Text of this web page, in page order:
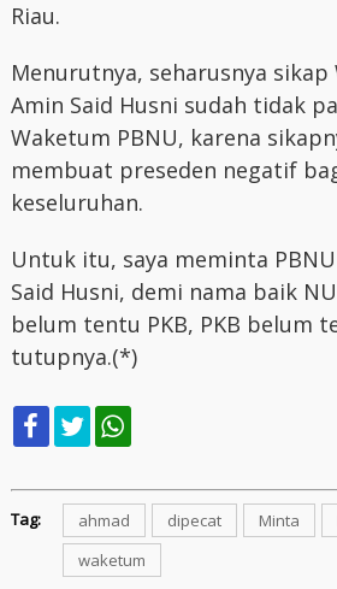
Riau.
Menurutnya, seharusnya sikap
Amin Said Husni sudah tidak
Waketum PBNU, karena
membuat preseden negatif
keseluruhan.
Untuk itu, saya meminta
Said Husni, demi nama baik
belum tentu PKB, PKB belum
tutupnya.(*)
Tag: ahmad dipecat Minta
waketum